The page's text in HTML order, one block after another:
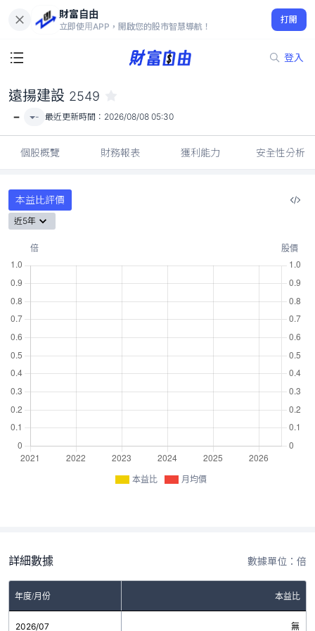
財富自由
立即使用APP，開啟您的股市智慧導航！
打開
登入
-
遠揚建設 2549
- - 最近更新時間： 2026/08/08 05:30
個股概覽 財務報表 獲利能力 安全性分析
本益比評價
近5年
本益比 月均價
詳細數據 數據單位：倍
年度/月份 本益比
2026/07 無